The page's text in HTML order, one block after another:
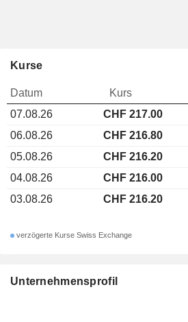
Unternehmensprofil
Kurse
Datum Kurs
07.08.26
CHF 217.00
06.08.26
CHF 216.80
05.08.26
CHF 216.20
04.08.26
CHF 216.00
03.08.26
CHF 216.20
verzögerte Kurse Swiss Exchange